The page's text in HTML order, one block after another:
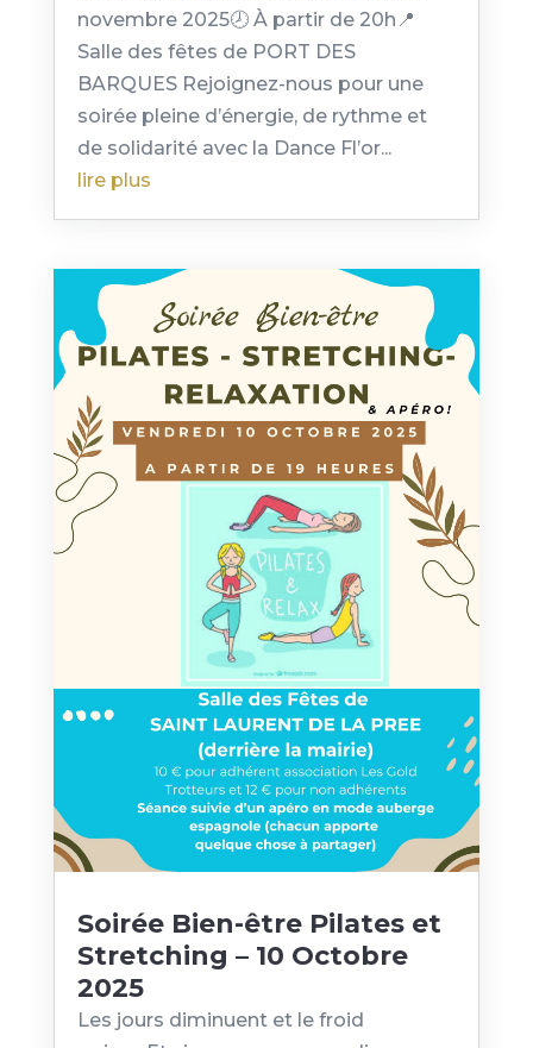
novembre 2025🕗 À partir de 20h📍
Salle des fêtes de PORT DES
BARQUES Rejoignez-nous pour une
soirée pleine d’énergie, de rythme et
de solidarité avec la Dance Fl’or...
lire plus
Soirée Bien-être Pilates et
Stretching – 10 Octobre
2025
Les jours diminuent et le froid